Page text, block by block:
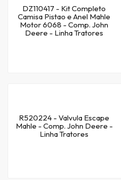
DZ110417 - Kit Completo
Camisa Pistao e Anel Mahle
Motor 6068 - Comp. John
Deere - Linha Tratores
R520224 - Valvula Escape
Mahle - Comp. John Deere -
Linha Tratores